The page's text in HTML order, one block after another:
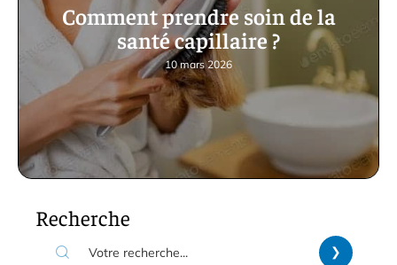
Comment prendre soin de la
santé capillaire ?
10 mars 2026
Recherche